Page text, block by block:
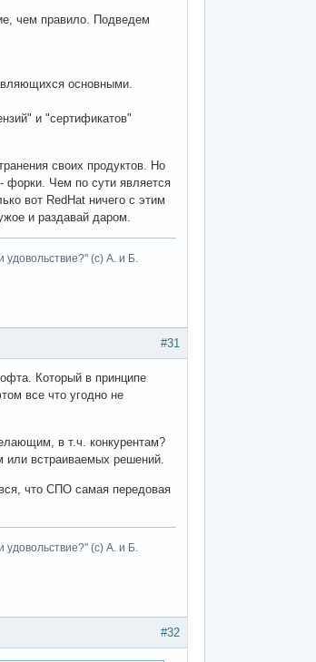
чем правило. Подведем
основными.
и "сертификатов"
своих продуктов. Но
форки. Чем по сути является
вот RedHat ничего с этим
и раздавай даром.
(с) А. и Б.
#31
Который в принципе
все что угодно не
в т.ч. конкурентам?
встраиваемых решений.
что СПО самая передовая
(с) А. и Б.
#32